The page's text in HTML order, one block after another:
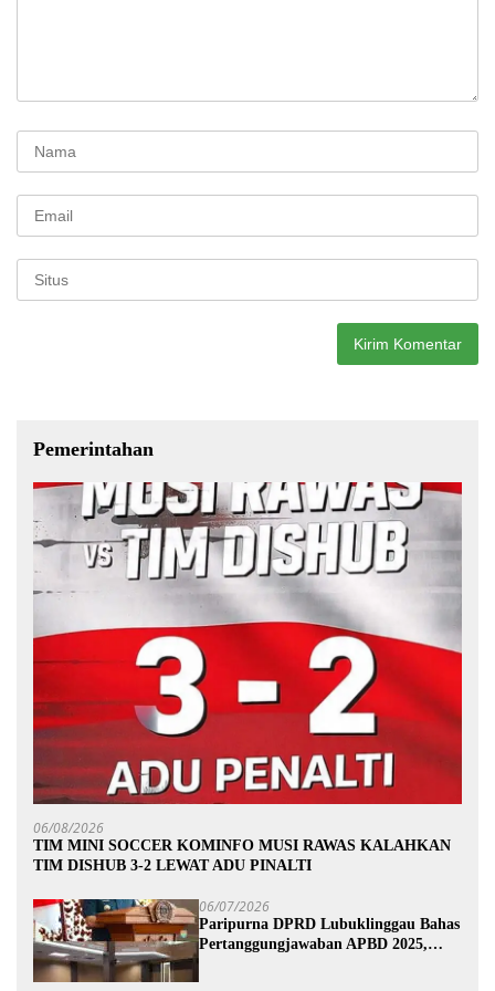
Pemerintahan
06/08/2026
TIM MINI SOCCER KOMINFO MUSI RAWAS KALAHKAN
TIM DISHUB 3-2 LEWAT ADU PINALTI
06/07/2026
Paripurna DPRD Lubuklinggau Bahas
Pertanggungjawaban APBD 2025,